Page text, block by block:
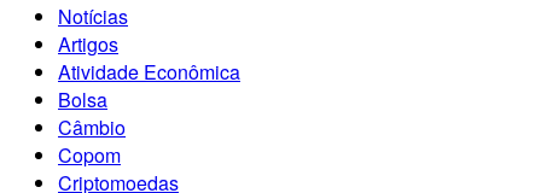
Notícias
Artigos
Atividade Econômica
Bolsa
Câmbio
Copom
Criptomoedas